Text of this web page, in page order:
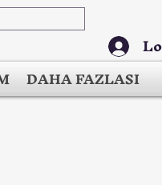
DAHA FAZLASI